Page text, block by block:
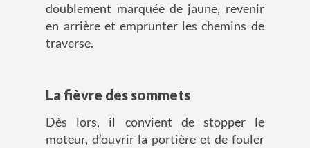
doublement marquée de jaune, revenir
en arrière et emprunter les chemins de
traverse.
La fièvre des sommets
Dès lors, il convient de stopper le
moteur, d’ouvrir la portière et de fouler